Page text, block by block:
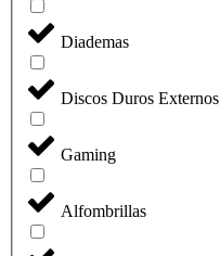
Diademas
Discos Duros Externos
Gaming
Alfombrillas